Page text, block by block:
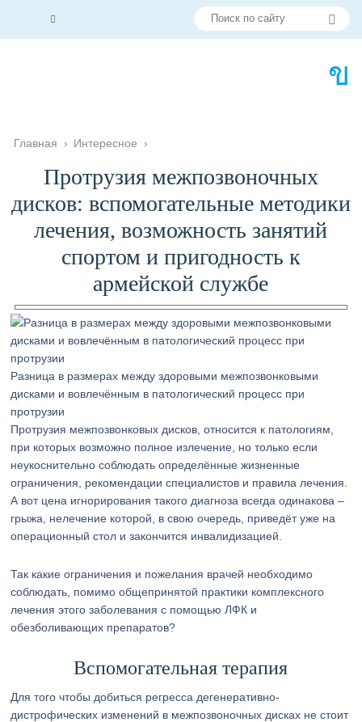
Главная › Интересное ›
Протрузия межпозвоночных
дисков: вспомогательные методики
лечения, возможность занятий
спортом и пригодность к
армейской службе
Разница в размерах между здоровыми межпозвонковыми
дисками и вовлечённым в патологический процесс при
протрузии
Протрузия межпозвонковых дисков, относится к патологиям,
при которых возможно полное излечение, но только если
неукоснительно соблюдать определённые жизненные
ограничения, рекомендации специалистов и правила лечения.
А вот цена игнорирования такого диагноза всегда одинакова –
грыжа, нелечение которой, в свою очередь, приведёт уже на
операционный стол и закончится инвалидизацией.
Так какие ограничения и пожелания врачей необходимо
соблюдать, помимо общепринятой практики комплексного
лечения этого заболевания с помощью ЛФК и
обезболивающих препаратов?
Вспомогательная терапия
Для того чтобы добиться регресса дегенеративно-
дистрофических изменений в межпозвоночных дисках не стоит